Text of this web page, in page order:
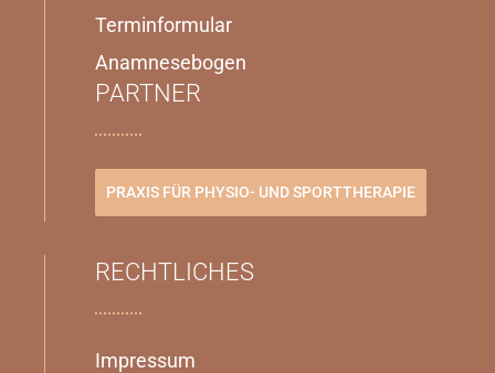
Terminformular
Anamnesebogen
PARTNER
PRAXIS FÜR PHYSIO- UND SPORTTHERAPIE
RECHTLICHES
Impressum